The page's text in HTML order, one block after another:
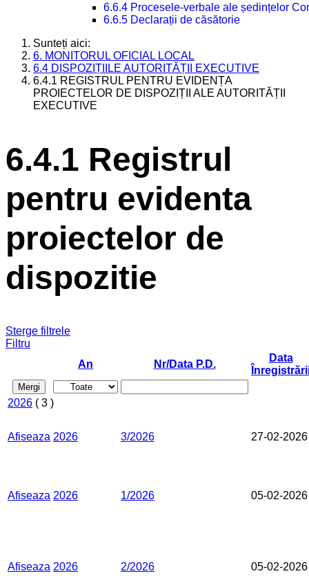
6.6.4 Procesele-verbale ale ședințelor
6.6.5 Declarații de căsătorie
Sunteți aici:
6. MONITORUL OFICIAL LOCAL
6.4 DISPOZIȚIILE AUTORITĂȚII EXECUTIVE
6.4.1 REGISTRUL PENTRU EVIDENȚA
PROIECTELOR DE DISPOZIȚII ALE AUTORITĂȚII
EXECUTIVE
6.4.1 Registrul
pentru evidenta
proiectelor de
dispozitie
Sterge filtrele
Filtru
An
Nr/Data P.D.
Data
Mergi
2026 ( 3 )
Afiseaza 2026 3/2026 27-02-2026
Afiseaza 2026 1/2026 05-02-2026
Afiseaza 2026 2/2026 05-02-2026